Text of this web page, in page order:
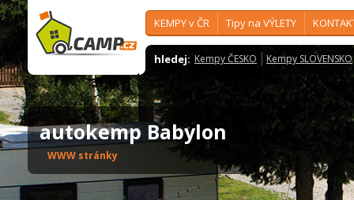
KEMPY v ČR Tipy na VÝLETY
hledej: Kempy ČESKO Kempy SLOVENSKO
autokemp Babylon
WWW stránky